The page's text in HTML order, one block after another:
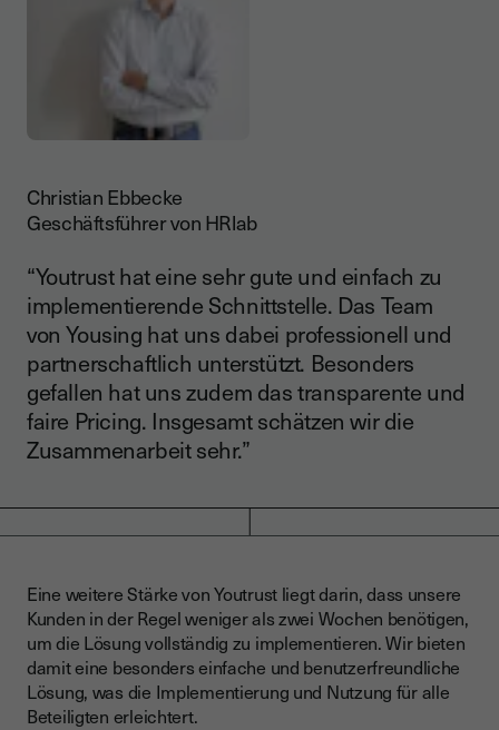
Christian Ebbecke
Geschäftsführer von HRlab
“Youtrust hat eine sehr gute und einfach zu
implementierende Schnittstelle. Das Team
von Yousing hat uns dabei professionell und
partnerschaftlich unterstützt. Besonders
gefallen hat uns zudem das transparente und
faire Pricing. Insgesamt schätzen wir die
Zusammenarbeit sehr.”
Eine weitere Stärke von Youtrust liegt darin, dass unsere
Kunden in der Regel weniger als zwei Wochen benötigen,
um die Lösung vollständig zu implementieren. Wir bieten
damit eine besonders einfache und benutzerfreundliche
Lösung, was die Implementierung und Nutzung für alle
Beteiligten erleichtert.